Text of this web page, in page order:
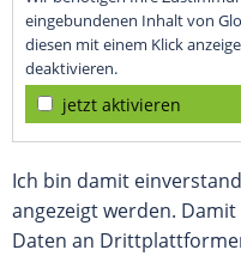
eingebundenen Inhalt von
diesen mit einem Klick
deaktivieren.
jetzt aktivieren
Ich bin damit
angezeigt werden.
Daten an